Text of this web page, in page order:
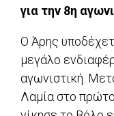
για την 8η
Ο Άρης
μεγάλο
αγωνιστική.
Λαμία στο